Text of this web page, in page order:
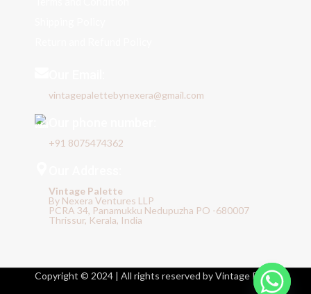
vintagepalettebynexera@gmail.com
+91 8075474362
Vintage Palette
By Nexera Ventures LLP
PCRA 34, Panamukku Nedupuzha PO -680007
Thrissur, Kerala, India
Copyright © 2024 | All rights reserved by Vintage Pallet